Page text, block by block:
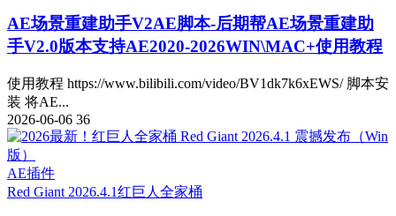
AE场景重建助手V2AE脚本-后期帮AE场景重建助
手V2.0版本支持AE2020-2026WIN\MAC+使用教程
使用教程 https://www.bilibili.com/video/BV1dk7k6xEWS/ 脚本安
装 将AE...
2026-06-06 36
AE插件
Red Giant 2026.4.1红巨人全家桶